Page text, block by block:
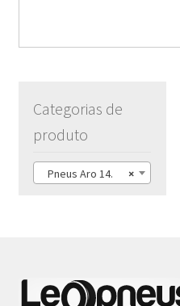
Categorias de
produto
×
Pneus Aro 14.